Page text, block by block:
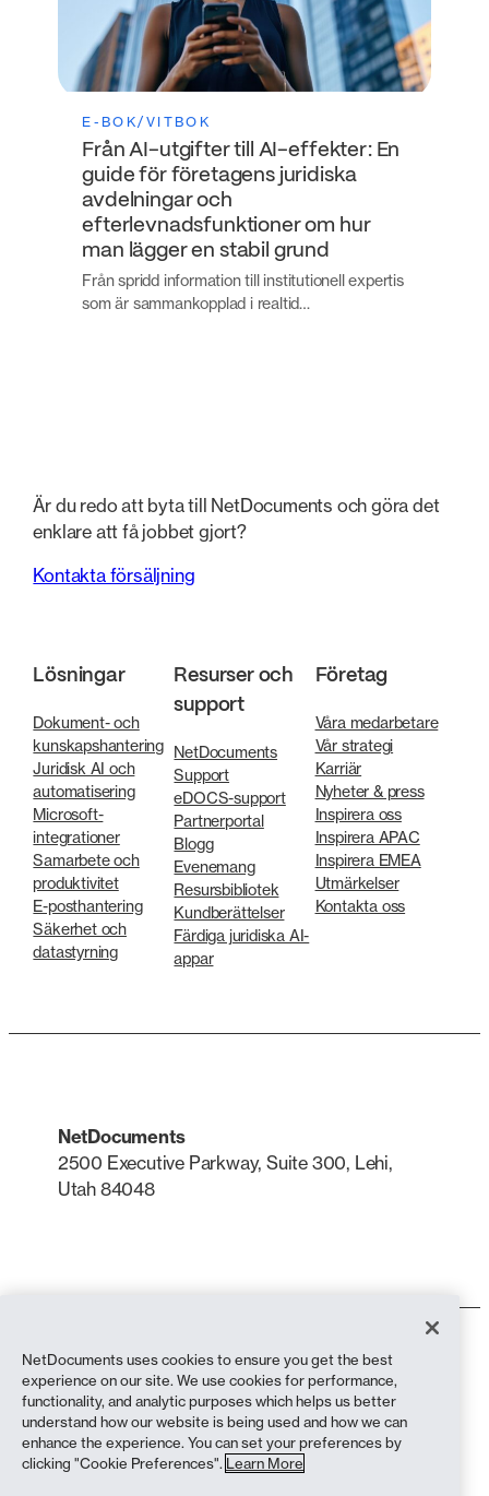
E-BOK/VITBOK
Från AI-utgifter till AI-effekter: En
guide för företagens juridiska
avdelningar och
efterlevnadsfunktioner om hur
man lägger en stabil grund
Från spridd information till institutionell expertis
som är sammankopplad i realtid…
Är du redo att byta till NetDocuments och göra det
enklare att få jobbet gjort?
Kontakta försäljning
Lösningar
Dokument- och
kunskapshantering
Juridisk AI och
automatisering
Microsoft-
integrationer
Samarbete och
produktivitet
E-posthantering
Säkerhet och
datastyrning
Resurser och
support
NetDocuments
Support
eDOCS-support
Partnerportal
Blogg
Evenemang
Resursbibliotek
Kundberättelser
Färdiga juridiska AI-
appar
Företag
Våra medarbetare
Vår strategi
Karriär
Nyheter & press
Inspirera oss
Inspirera APAC
Inspirera EMEA
Utmärkelser
Kontakta oss
NetDocuments
2500 Executive Parkway, Suite 300, Lehi,
Utah 84048
Integritetspolicy
Sekretesspolicy (bosatta i Kalifornien)
Uttalande mot slaveri
Cookiepolicy
Efterlevnad
NetDocuments uses cookies to ensure you get the best
experience on our site. We use cookies for performance,
functionality, and analytic purposes which helps us better
understand how our website is being used and how we can
enhance the experience. You can set your preferences by
clicking "Cookie Preferences". Learn More